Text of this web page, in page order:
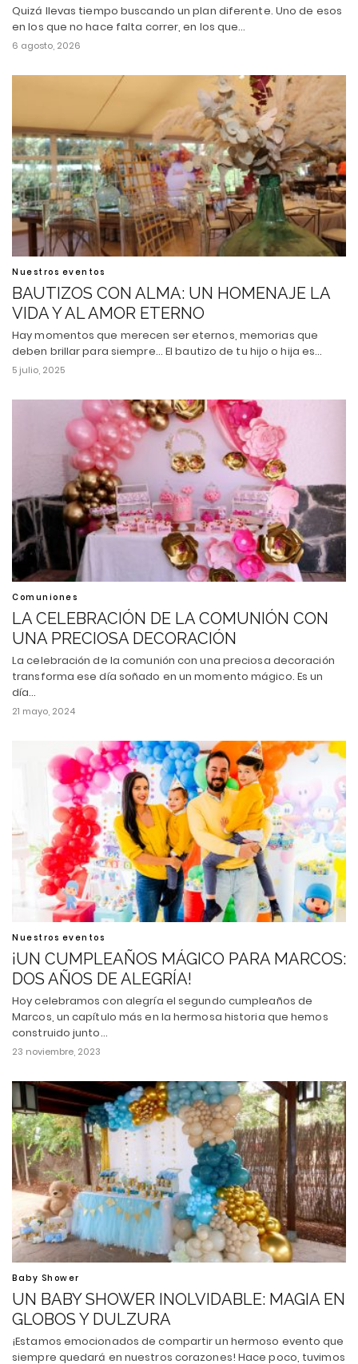
Quizá llevas tiempo buscando un plan diferente. Uno de esos
en los que no hace falta correr, en los que…
6 agosto, 2026
Nuestros eventos
BAUTIZOS CON ALMA: UN HOMENAJE LA
VIDA Y AL AMOR ETERNO
Hay momentos que merecen ser eternos, memorias que
deben brillar para siempre... El bautizo de tu hijo o hija es…
5 julio, 2025
Comuniones
LA CELEBRACIÓN DE LA COMUNIÓN CON
UNA PRECIOSA DECORACIÓN
La celebración de la comunión con una preciosa decoración
transforma ese día soñado en un momento mágico. Es un
día…
21 mayo, 2024
Nuestros eventos
¡UN CUMPLEAÑOS MÁGICO PARA MARCOS:
DOS AÑOS DE ALEGRÍA!
Hoy celebramos con alegría el segundo cumpleaños de
Marcos, un capítulo más en la hermosa historia que hemos
construido junto…
23 noviembre, 2023
Baby Shower
UN BABY SHOWER INOLVIDABLE: MAGIA EN
GLOBOS Y DULZURA
¡Estamos emocionados de compartir un hermoso evento que
siempre quedará en nuestros corazones! Hace poco, tuvimos